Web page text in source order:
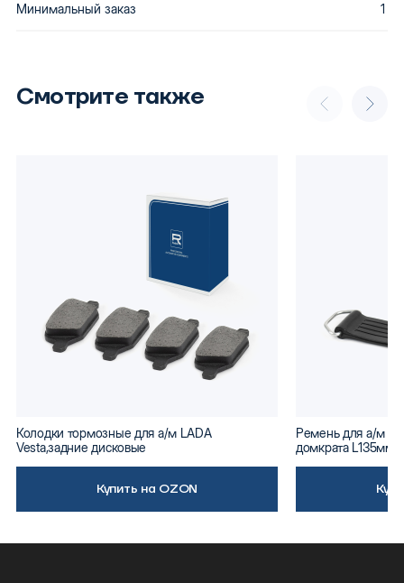
Минимальный заказ 1
Смотрите также
Колодки тормозные для а/м LADA
Vesta,задние дисковые
Купить на OZON
Ремень для а/м
домкрата L135мм